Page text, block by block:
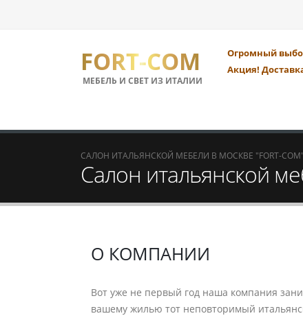
FORT-COM
МЕБЕЛЬ И СВЕТ ИЗ ИТАЛИИ
Огромный
Акция!
САЛОН ИТАЛЬЯНСКОЙ МЕБЕЛИ В МОСКВЕ "FORT-COM"
Салон итальянской
О КОМПАНИИ
Вот уже не первый год наша компания
вашему жилью тот неповторимый